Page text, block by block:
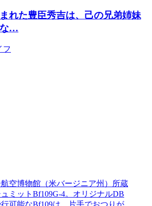
れた豊臣秀吉は、己の兄弟姉妹
な…
フ